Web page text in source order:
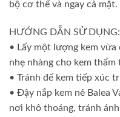
bộ cơ thể và ngay cả mặt.
HƯỚNG DẪN SỬ DỤNG:
• Lấy một lượng kem vừa
nhẹ nhàng cho kem thẩm
• Tránh để kem tiếp xúc
• Đậy nắp kem nẻ Balea
nơi khô thoáng, tránh